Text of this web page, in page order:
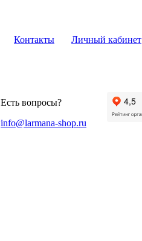
Контакты Личный кабинет
Есть вопросы?
info@larmana-shop.ru